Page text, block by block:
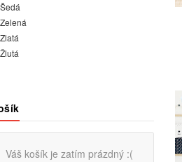
Šedá
Zelená
Zlatá
Žlutá
Váš košík je zatím prázdný :(